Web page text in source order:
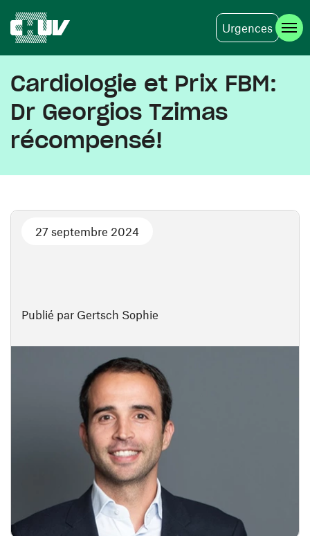
Urgences
Cardiologie et Prix FBM:
Dr Georgios Tzimas
récompensé!
Publié par Gertsch Sophie
27 septembre 2024